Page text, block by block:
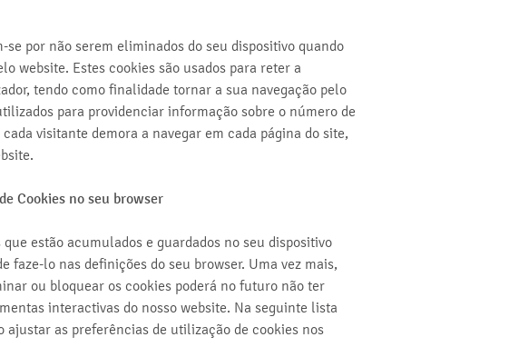
por não serem eliminados do seu dispositivo quando
website. Estes cookies são usados para reter a
tendo como finalidade tornar a sua navegação pelo
para providenciar informação sobre o número de
visitante demora a navegar em cada página do site,
Cookies no seu browser
estão acumulados e guardados no seu dispositivo
faze-lo nas definições do seu browser. Uma vez mais,
ou bloquear os cookies poderá no futuro não ter
interactivas do nosso website. Na seguinte lista
as preferências de utilização de cookies nos